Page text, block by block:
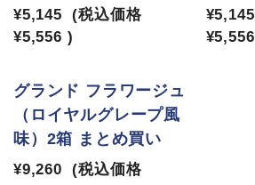
¥5,145
(税込価格
¥5,556 )
¥5,145
¥5,556
グランド フラワージュ
（ロイヤルグレープ風
味）2箱 まとめ買い
¥9,260
(税込価格